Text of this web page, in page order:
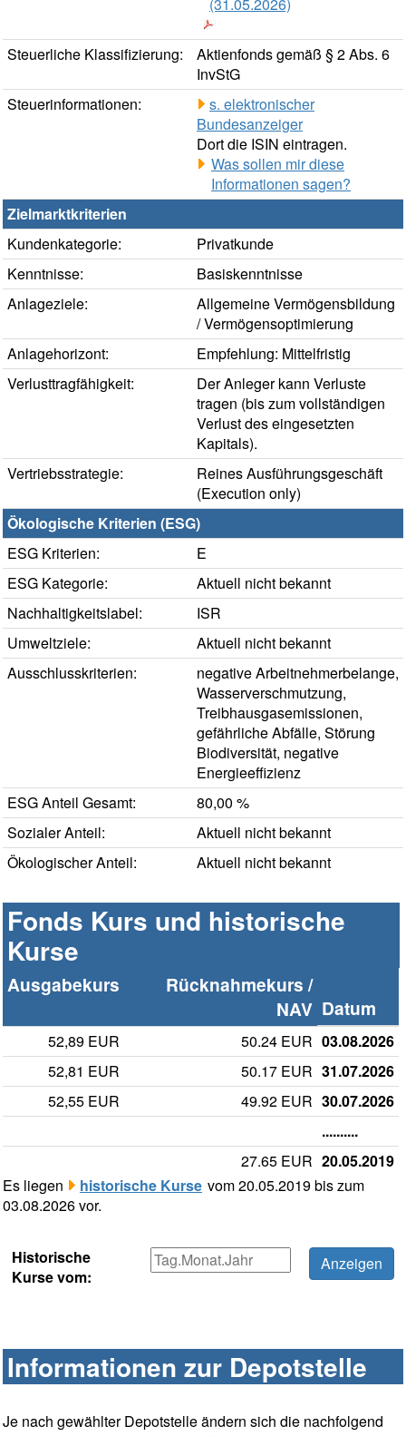
(31.05.2026)
Steuerliche Klassifizierung:
Aktienfonds gemäß § 2 Abs. 6
InvStG
Steuerinformationen:
s. elektronischer
Bundesanzeiger
Dort die ISIN eintragen.
Was sollen mir diese
Informationen sagen?
Zielmarktkriterien
Kundenkategorie:
Privatkunde
Kenntnisse:
Basiskenntnisse
Anlageziele:
Allgemeine Vermögensbildung
/ Vermögensoptimierung
Anlagehorizont:
Empfehlung: Mittelfristig
Verlusttragfähigkeit:
Der Anleger kann Verluste
tragen (bis zum vollständigen
Verlust des eingesetzten
Kapitals).
Vertriebsstrategie:
Reines Ausführungsgeschäft
(Execution only)
Ökologische Kriterien (ESG)
ESG Kriterien:
E
ESG Kategorie:
Aktuell nicht bekannt
Nachhaltigkeitslabel:
ISR
Umweltziele:
Aktuell nicht bekannt
Ausschlusskriterien:
negative Arbeitnehmerbelange,
Wasserverschmutzung,
Treibhausgasemissionen,
gefährliche Abfälle, Störung
Biodiversität, negative
Energieeffizienz
ESG Anteil Gesamt:
80,00 %
Sozialer Anteil:
Aktuell nicht bekannt
Ökologischer Anteil:
Aktuell nicht bekannt
Fonds Kurs und historische
Kurse
Ausgabekurs
Rücknahmekurs /
NAV Datum
52,89 EUR 50.24 EUR 03.08.2026
52,81 EUR
50.17 EUR 31.07.2026
52,55 EUR
49.92 EUR 30.07.2026
..........
27.65 EUR 20.05.2019
Es liegen
historische Kurse vom 20.05.2019 bis zum
03.08.2026 vor.
Historische
Kurse vom:
Informationen zur Depotstelle
Je nach gewählter Depotstelle ändern sich die nachfolgend